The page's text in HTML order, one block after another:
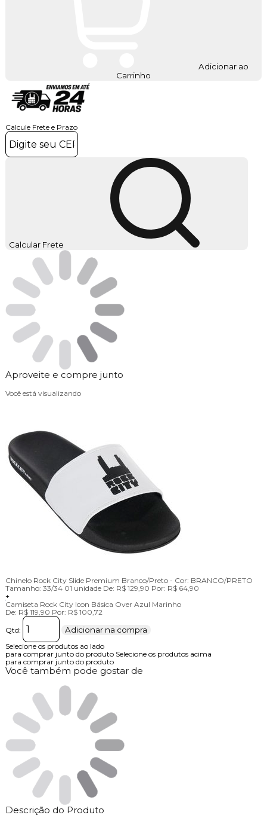
Adicionar ao
Carrinho
Calcule Frete e Prazo
Calcular Frete
Aproveite e compre junto
Você está visualizando
Chinelo Rock City Slide Premium Branco/Preto - Cor: BRANCO/PRETO
Tamanho: 33/34 01 unidade De: R$ 129,90 Por: R$ 64,90
+
Camiseta Rock City Icon Básica Over Azul Marinho
De: R$ 119,90 Por: R$ 100,72
Qtd:
Adicionar na compra
Selecione os produtos ao lado
para comprar junto do produto Selecione os produtos acima
para comprar junto do produto
Você também pode gostar de
Descrição do Produto